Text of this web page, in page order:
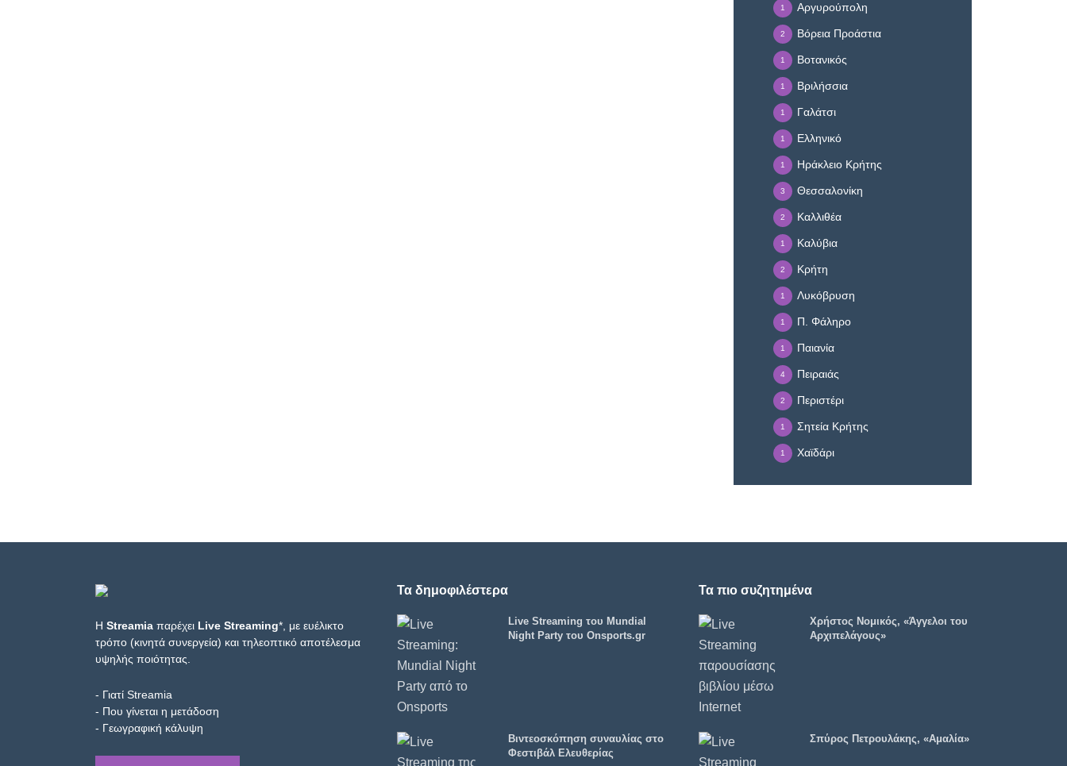
Αργυρούπολη
1
Βόρεια Προάστια
2
Βοτανικός
1
Βριλήσσια
1
Γαλάτσι
1
Ελληνικό
1
Ηράκλειο Κρήτης
1
Θεσσαλονίκη
3
Καλλιθέα
2
Καλύβια
1
Κρήτη
2
Λυκόβρυση
1
Π. Φάληρο
1
Παιανία
1
Πειραιάς
4
Περιστέρι
2
Σητεία Κρήτης
1
Χαϊδάρι
1
Η Streamia παρέχει Live Streaming*, με ευέλικτο
τρόπο (κινητά συνεργεία) και τηλεοπτικό αποτέλεσμα
υψηλής ποιότητας.
- Γιατί Streamia
- Που γίνεται η μετάδοση
- Γεωγραφική κάλυψη
Τα δημοφιλέστερα
Live Streaming του Mundial
Night Party του Onsports.gr
Βιντεοσκόπηση συναυλίας στο
Φεστιβάλ Ελευθερίας
Τα πιο συζητημένα
Χρήστος Νομικός, «Άγγελοι του
Αρχιπελάγους»
Σπύρος Πετρουλάκης, «Αμαλία»